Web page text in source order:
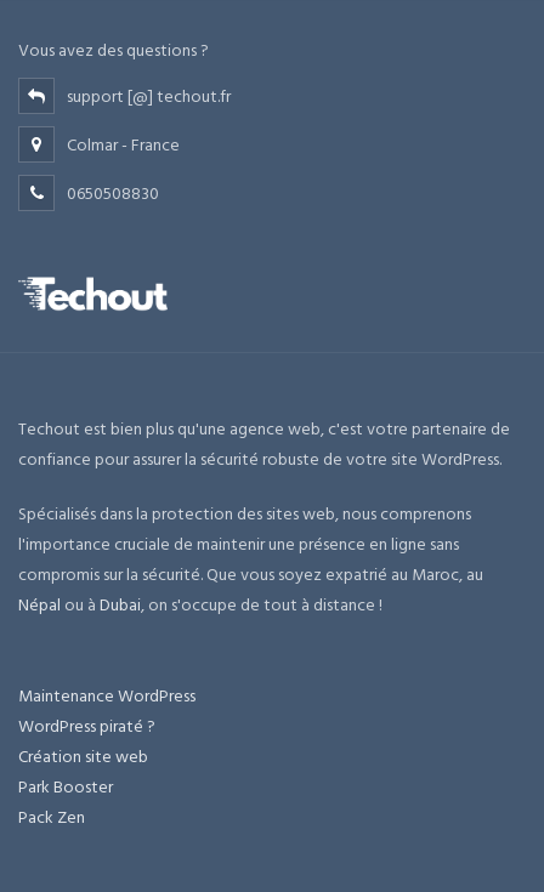
Vous avez des questions ?
support [@] techout.fr
Colmar - France
0650508830
Techout est bien plus qu'une agence web, c'est votre partenaire de
confiance pour assurer la sécurité robuste de votre site WordPress.
Spécialisés dans la protection des sites web, nous comprenons
l'importance cruciale de maintenir une présence en ligne sans
compromis sur la sécurité. Que vous soyez expatrié au Maroc, au
Népal ou àDubai, on s'occupe de tout à distance !
Maintenance WordPress
WordPress piraté ?
Création site web
Park Booster
Pack Zen